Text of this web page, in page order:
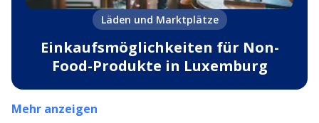
Läden und Marktplätze
Einkaufsmöglichkeiten für Non-
Food-Produkte in Luxemburg
Mehr anzeigen